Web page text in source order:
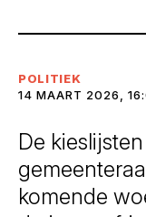
POLITIEK
14 MAART 2026,
De
komende